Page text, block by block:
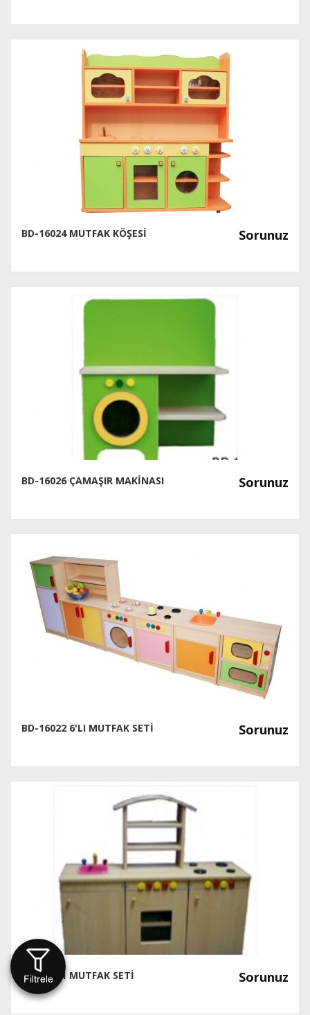
BD-16024 MUTFAK KÖŞESİ Sorunuz
BD-16026 ÇAMAŞIR MAKİNASI Sorunuz
BD-16022 6'LI MUTFAK SETİ Sorunuz
BD-16021 MUTFAK SETİ Sorunuz